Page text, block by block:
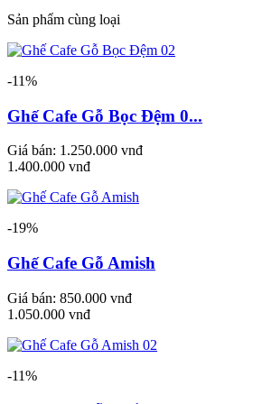
Sản phẩm cùng loại
-11%
Ghế Cafe Gỗ Bọc Đệm 0...
Giá bán: 1.250.000 vnđ
1.400.000 vnđ
-19%
Ghế Cafe Gỗ Amish
Giá bán: 850.000 vnđ
1.050.000 vnđ
-11%